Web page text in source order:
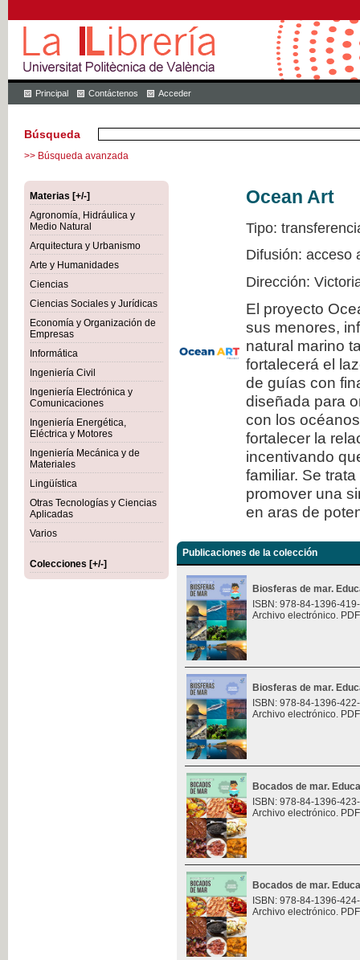
Principal Contáctenos Acceder
Búsqueda
>> Búsqueda avanzada
Materias [+/-]
Agronomía, Hidráulica y
Medio Natural
Arquitectura y Urbanismo
Arte y Humanidades
Ciencias
Ciencias Sociales y Jurídicas
Economía y Organización de
Empresas
Informática
Ingeniería Civil
Ingeniería Electrónica y
Comunicaciones
Ingeniería Energética,
Eléctrica y Motores
Ingeniería Mecánica y de
Materiales
Lingüística
Otras Tecnologías y Ciencias
Aplicadas
Varios
Colecciones [+/-]
Ocean Art
Tipo:
Difusión: acceso
Dirección:
El proyecto
sus menores,
natural marino
fortalecerá el
de guías con
diseñada para
con los
fortalecer la
incentivando
familiar. Se
promover una
en aras de
Publicaciones de la colección
Biosferas de mar.
ISBN: 978-84-1396-
Archivo electrónico.
Biosferas de mar.
ISBN: 978-84-1396-
Archivo electrónico.
Bocados de mar.
ISBN: 978-84-1396-
Archivo electrónico.
Bocados de mar.
ISBN: 978-84-1396-
Archivo electrónico.